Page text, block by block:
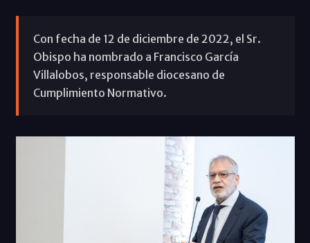
Con fecha de 12 de diciembre de 2022, el Sr.
Obispo ha nombrado a Francisco García
Villalobos, responsable diocesano de
Cumplimiento Normativo.